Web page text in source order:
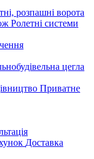
розпашні ворота
Ролетні системи
цегла
Приватне
Доставка